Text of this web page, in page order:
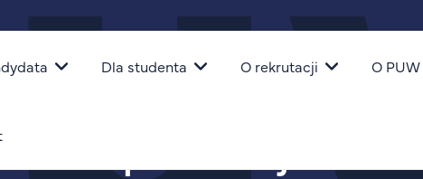
Dla studenta O rekrutacji O PUW
publicznej